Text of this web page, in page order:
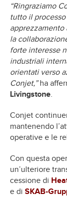
“Ringraziamo
tutto il
apprezzamento
la
forte interesse
industriali
orientati verso
Conjet,”ha
Livingstone.
Conjet
mantenendo
operative e le
Con questa
un’ulteriore
cessione di
e di SKAB-